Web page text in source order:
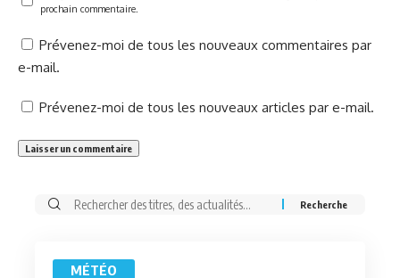
prochain commentaire.
Prévenez-moi de tous les nouveaux commentaires par
e-mail.
Prévenez-moi de tous les nouveaux articles par e-mail.
Rechercher:
MÉTÉO